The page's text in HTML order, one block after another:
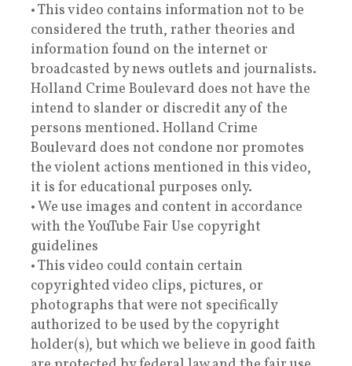
• This video contains information not to be
considered the truth, rather theories and
information found on the internet or
broadcasted by news outlets and journalists.
Holland Crime Boulevard does not have the
intend to slander or discredit any of the
persons mentioned. Holland Crime
Boulevard does not condone nor promotes
the violent actions mentioned in this video,
it is for educational purposes only.
• We use images and content in accordance
with the YouTube Fair Use copyright
guidelines
• This video could contain certain
copyrighted video clips, pictures, or
photographs that were not specifically
authorized to be used by the copyright
holder(s), but which we believe in good faith